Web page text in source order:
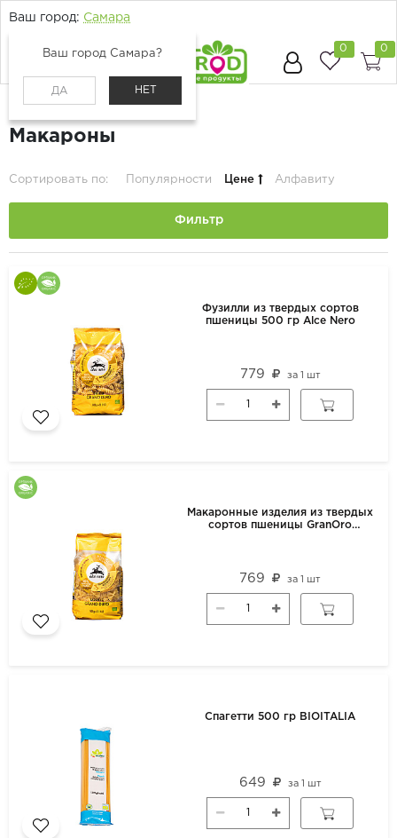
Ваш город: Самара
Ваш город Самара?
ДА НЕТ
0 0
Макароны
Сортировать по: Популярности Цене Алфавиту
Фильтр
Фузилли из твердых сортов
пшеницы 500 гр Alce Nero
779 за 1 шт
Макаронные изделия из твердых
сортов пшеницы GranOro
769 за1 шт
Спагетти 500 гр BIOITALIA
649 за 1 шт